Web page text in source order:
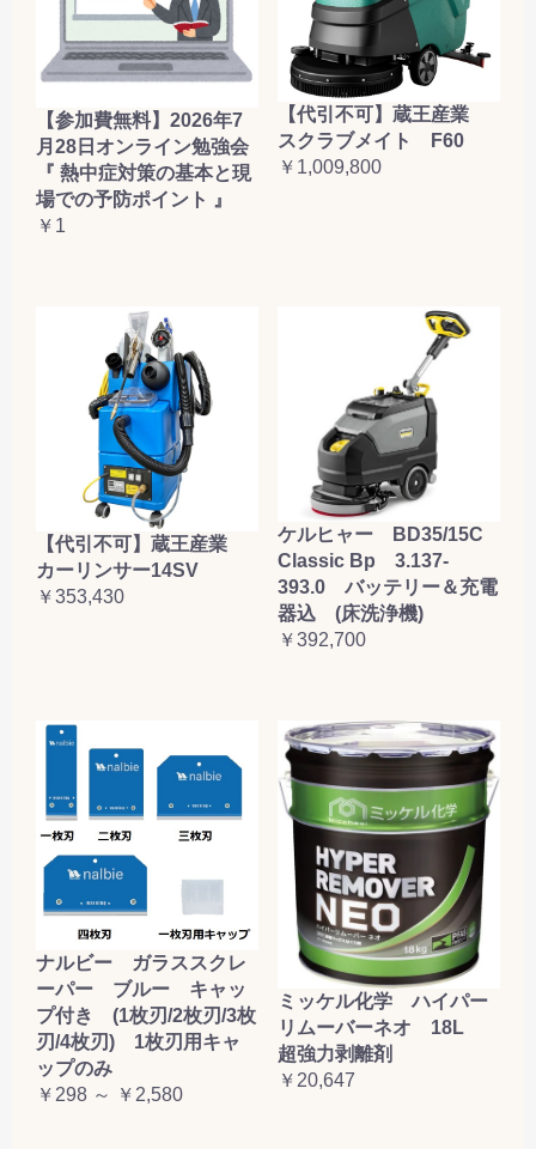
【参加費無料】2026年7
月28日オンライン勉強会
『 熱中症対策の基本と現
場での予防ポイント 』
￥1
【代引不可】蔵王産業
スクラブメイト F60
￥1,009,800
【代引不可】蔵王産業
カーリンサー14SV
￥353,430
ケルヒャー BD35/15C
Classic Bp 3.137-
393.0 バッテリー＆充電
器込 (床洗浄機)
￥392,700
ナルビー ガラススクレ
ーパー ブルー キャッ
プ付き (1枚刃/2枚刃/3枚
刃/4枚刃) 1枚刃用キャ
ップのみ
￥298 ～ ￥2,580
ミッケル化学 ハイパー
リムーバーネオ 18L
超強力剥離剤
￥20,647